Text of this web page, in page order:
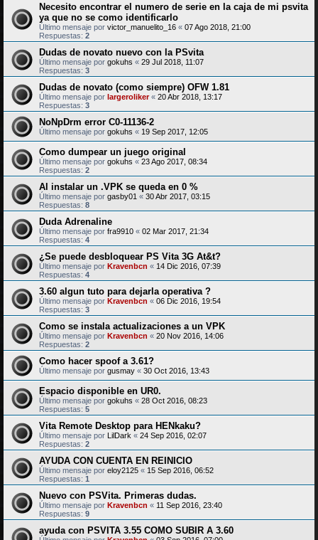
Necesito encontrar el numero de serie en la caja de mi psvita
ya que no se como identificarlo
Último mensaje por victor_manuelito_16 « 07 Ago 2018, 21:00
Respuestas: 2
Dudas de novato nuevo con la PSvita
Último mensaje por gokuhs « 29 Jul 2018, 11:07
Respuestas: 3
Dudas de novato (como siempre) OFW 1.81
Último mensaje por largeroliker« 20 Abr 2018, 13:17
Respuestas: 3
NoNpDrm error C0-11136-2
Último mensaje por gokuhs « 19 Sep 2017, 12:05
Como dumpear un juego original
Último mensaje por gokuhs « 23 Ago 2017, 08:34
Respuestas: 2
Al instalar un .VPK se queda en 0 %
Último mensaje por gasby01 « 30 Abr 2017, 03:15
Respuestas: 8
Duda Adrenaline
Último mensaje por fra9910 « 02 Mar 2017, 21:34
Respuestas: 4
¿Se puede desbloquear PS Vita 3G At&t?
Último mensaje por Kravenbcn « 14 Dic 2016, 07:39
Respuestas: 4
3.60 algun tuto para dejarla operativa ?
Último mensaje por Kravenbcn « 06 Dic 2016, 19:54
Respuestas: 3
Como se instala actualizaciones a un VPK
Último mensaje por Kravenbcn « 20 Nov 2016, 14:06
Respuestas: 2
Como hacer spoof a 3.61?
Último mensaje por gusmay « 30 Oct 2016, 13:43
Espacio disponible en UR0.
Último mensaje por gokuhs « 28 Oct 2016, 08:23
Respuestas: 5
Vita Remote Desktop para HENkaku?
Último mensaje por LilDark « 24 Sep 2016, 02:07
Respuestas: 2
AYUDA CON CUENTA EN REINICIO
Último mensaje por eloy2125 « 15 Sep 2016, 06:52
Respuestas: 1
Nuevo con PSVita. Primeras dudas.
Último mensaje por Kravenbcn « 11 Sep 2016, 23:40
Respuestas: 9
ayuda con PSVITA 3.55 COMO SUBIR A 3.60